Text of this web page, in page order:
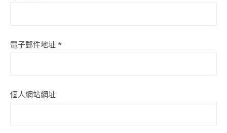
電子郵件地址 *
個人網站網址